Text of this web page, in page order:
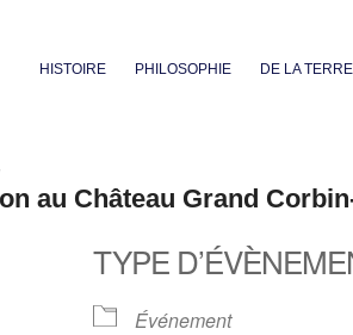
HISTOIRE PHILOSOPHIE DE LA
au Château Grand
TYPE
Événement